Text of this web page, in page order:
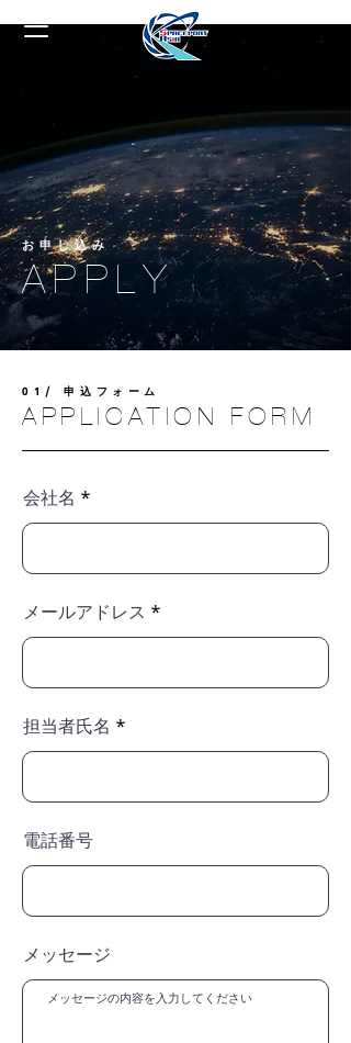
​お申し込み
APPLY
​01/ 申込フォーム
APPLICATION FORM
会社名
メールアドレス
担当者氏名
電話番号
メッセージ